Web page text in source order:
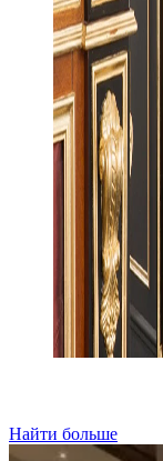
Найти больше